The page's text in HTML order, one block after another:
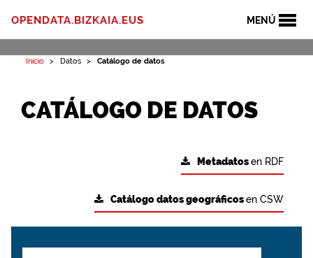
MENÚ
OPENDATA.BIZKAIA.EUS
Inicio Datos Catálogo de datos
CATÁLOGO DE DATOS
Metadatosen RDF
Catálogo datos geográficosen CSW